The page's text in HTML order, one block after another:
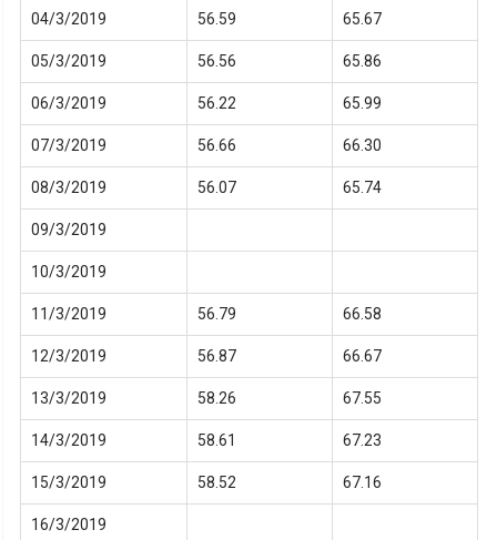
04/3/2019 56.59 65.67
05/3/2019 56.56 65.86
06/3/2019 56.22 65.99
07/3/2019 56.66 66.30
08/3/2019 56.07 65.74
09/3/2019
10/3/2019
11/3/2019 56.79 66.58
12/3/2019 56.87 66.67
13/3/2019 58.26 67.55
14/3/2019 58.61 67.23
15/3/2019 58.52 67.16
16/3/2019